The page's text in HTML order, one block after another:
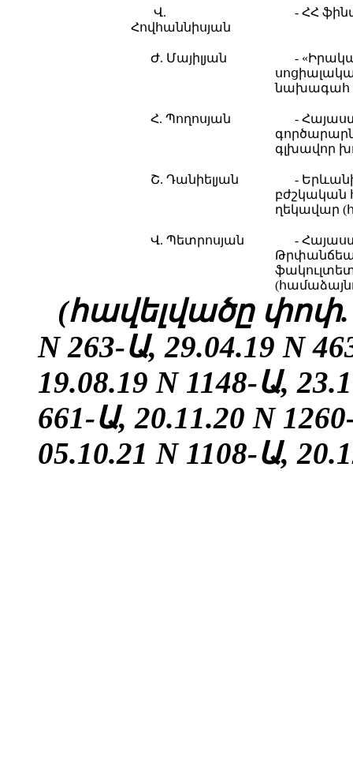
Վ.
Հովհաննիսյան
- ՀՀ
Ժ. Մայիլյան
-
նախագահ
Հ. Պողոսյան
-
գլխավոր
Շ. Դանիելյան
-
ղեկավար
Վ. Պետրոսյան
-
(հավելվածը փոփ.
N 263-Ա, 29.04.19 N
19.08.19 N 1148-Ա,
661-Ա, 20.11.20 N
05.10.21 N 1108-Ա,